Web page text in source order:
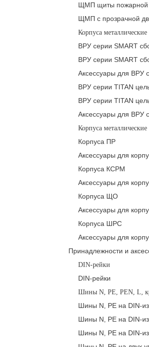
ЩМП щиты пожарной
ЩМП с прозрачной
Корпуса
ВРУ серии SMART
ВРУ серии SMART
Аксессуары для ВРУ
ВРУ серии TITAN
ВРУ серии TITAN
Аксессуары для ВРУ
Корпуса
Корпуса ПР
Аксессуары для
Корпуса КСРМ
Аксессуары для
Корпуса ЩО
Аксессуары для
Корпуса ШРС
Аксессуары для
Принадлежности и
DIN-рейки
DIN-рейки
Шины N, PE, PEN, L,
Шины N, PE на DIN-
Шины N, PE на DIN-
Шины N, PE на DIN-